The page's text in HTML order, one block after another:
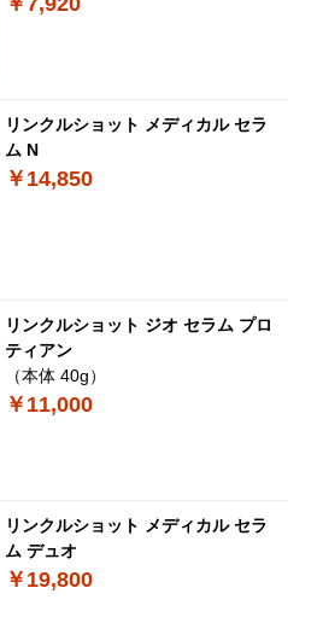
リンクルショット メディカル セラ
ム N
￥14,850
リンクルショット ジオ セラム プロ
ティアン
（本体 40g）
￥11,000
リンクルショット メディカル セラ
ム デュオ
￥19,800